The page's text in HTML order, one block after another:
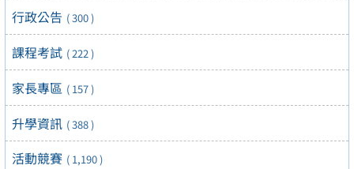
行政公告 ( 300 )
課程考試 ( 222 )
家長專區 ( 157 )
升學資訊 ( 388 )
活動競賽 ( 1,190 )